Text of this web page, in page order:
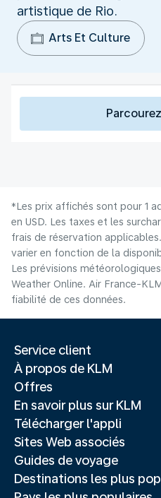
artistique de Rio.
Arts Et Culture
*Les prix affichés sont pour 1
en USD. Les taxes et les
frais de réservation
varier en fonction de la
Les prévisions
Weather Online. Air France-
fiabilité de ces données.
Service client
À propos de KLM
Offres
En savoir plus sur KLM
Télécharger l'appli
Sites Web associés
Guides de voyage
Destinations les plus